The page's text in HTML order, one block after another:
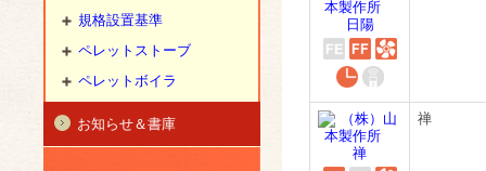
禅
規格設置基準
ペレットストーブ
ペレットボイラ
お知らせ＆書庫